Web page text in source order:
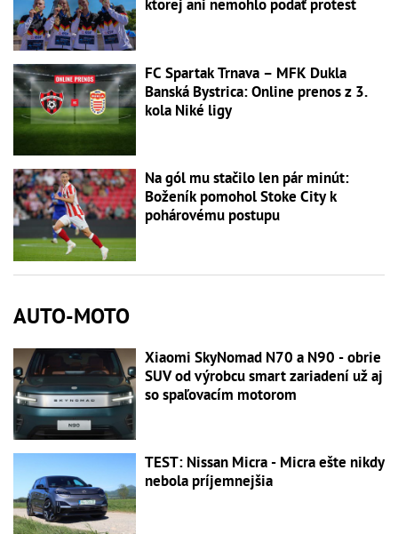
ktorej ani nemohlo podať protest
FC Spartak Trnava – MFK Dukla
Banská Bystrica: Online prenos z 3.
kola Niké ligy
Na gól mu stačilo len pár minút:
Boženík pomohol Stoke City k
pohárovému postupu
AUTO-MOTO
Xiaomi SkyNomad N70 a N90 - obrie
SUV od výrobcu smart zariadení už aj
so spaľovacím motorom
TEST: Nissan Micra - Micra ešte nikdy
nebola príjemnejšia